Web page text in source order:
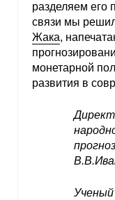
разделяем его
связи мы
Жака,
монетарной
развития в
Ученый